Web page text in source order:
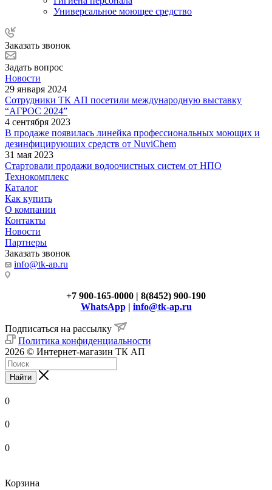
Универсальное моющее средство
Заказать звонок
Задать вопрос
Новости
29 января 2024
Сотрудники ТК АП посетили международную выставку
“АГРОС 2024”
4 сентября 2023
В продаже появилась линейка профессиональных моющих и
дезинфицирующих средств от NuviChem
31 мая 2023
Стартовали продажи водоочистных систем от НПО
Технокомплекс
Каталог
Как купить
О компании
Контакты
Новости
Партнеры
Заказать звонок
info@tk-ap.ru
+7 900-165-0000 | 8(8452) 900-190
WhatsApp| info@tk-ap.ru
Подписаться на рассылку
Политика конфиденциальности
2026 © Интернет-магазин ТК АП
Найти
0
0
0
Корзина